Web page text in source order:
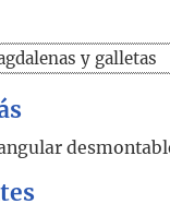
y galletas